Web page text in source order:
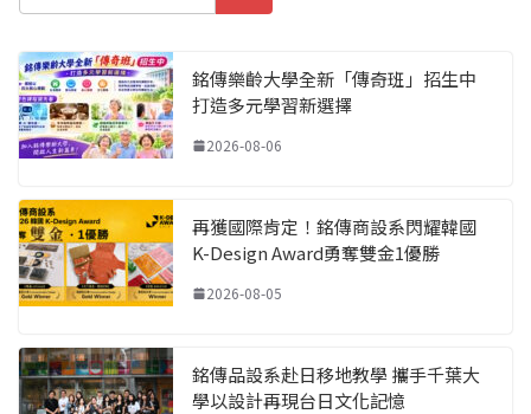
銘傳樂齡大學全新「傳奇班」招生中
打造多元學習新選擇
2026-08-06
再獲國際肯定！銘傳商設系閃耀韓國
K-Design Award勇奪雙金1優勝
2026-08-05
銘傳品設系赴日移地教學 攜手千葉大
學以設計再現台日文化記憶